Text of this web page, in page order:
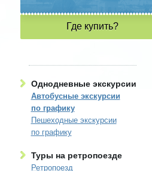
Где купить?
Однодневные экскурсии
Автобусные экскурсии
по графику
Пешеходные экскурсии
по графику
Туры на ретропоезде
Ретропоезд